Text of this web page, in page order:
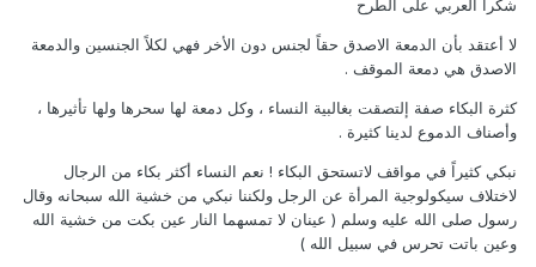
شكرا العربي على الطرح
لا أعتقد بأن الدمعة الاصدق حقاً لجنس دون الأخر فهي لكلاً الجنسين والدمعة
الاصدق هي دمعة الموقف .
كثرة البكاء صفة إلتصقت بغالبية النساء ، وكل دمعة لها سحرها ولها تأثيرها ،
وأصناف الدموع لدينا كثيرة .
نبكي كثيراً في مواقف لاتستحق البكاء ! نعم النساء أكثر بكاء من الرجال
لاختلاف سيكولوجية المرأة عن الرجل ولكننا نبكي من خشية الله سبحانه وقال
رسول ‏‏صلى الله عليه وسلم ‏( ‏عينان لا تمسهما النار عين بكت من خشية الله
وعين باتت تحرس في سبيل الله )